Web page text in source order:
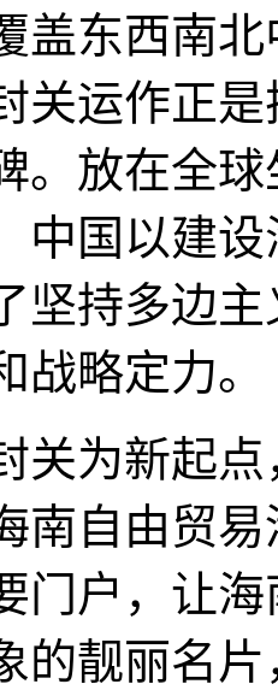
盖东西南
关运作正
。放在全
中国以建
坚持多边
战略定力。
为新起点
南自由贸
门户，让
的靓丽名